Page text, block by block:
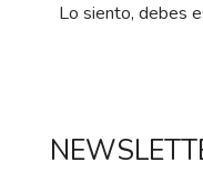
Lo siento, debes